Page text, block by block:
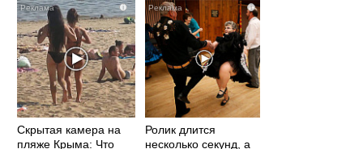
i
Скрытая камера на
пляже Крыма: Что
i
Ролик длится
несколько секунд, а